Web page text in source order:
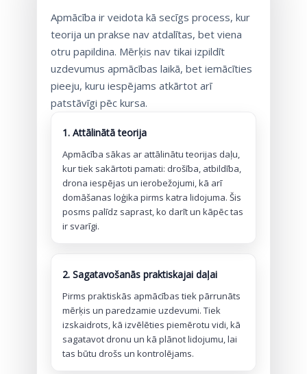
Apmācība ir veidota kā secīgs process, kur
teorija un prakse nav atdalītas, bet viena
otru papildina. Mērķis nav tikai izpildīt
uzdevumus apmācības laikā, bet iemācīties
pieeju, kuru iespējams atkārtot arī
patstāvīgi pēc kursa.
1. Attālinātā teorija
Apmācība sākas ar attālinātu teorijas daļu,
kur tiek sakārtoti pamati: drošība, atbildība,
drona iespējas un ierobežojumi, kā arī
domāšanas loģika pirms katra lidojuma. Šis
posms palīdz saprast, ko darīt un kāpēc tas
ir svarīgi.
2. Sagatavošanās praktiskajai daļai
Pirms praktiskās apmācības tiek pārrunāts
mērķis un paredzamie uzdevumi. Tiek
izskaidrots, kā izvēlēties piemērotu vidi, kā
sagatavot dronu un kā plānot lidojumu, lai
tas būtu drošs un kontrolējams.